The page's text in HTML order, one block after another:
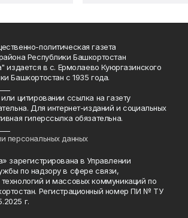
политическая газета
Республики Башкортостан
издается в с. Ермолаево Куюргазинского
Башкортостан с 1935 года.
цитировании ссылка на газету
Для интернет-изданий и социальных
гиперссылка обязательна.
персональных данных
зарегистрирована в Управлении
по надзору в сфере связи,
и массовых коммуникаций по
Регистрационный номер ПИ № ТУ
г.